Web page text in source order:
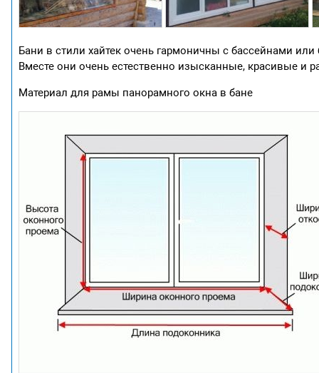
Бани в стили хайтек очень гармоничны с бассейнами
Вместе они очень естественно изысканные, красивые и
Материал для рамы панорамного окна в бане